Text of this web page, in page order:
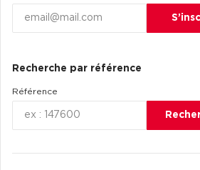
Location de Commerces à Toulouse
Achat de Commerces
Achat de Commerces à Nîmes
Achat de Commerces à Toulouse
Recherche par référence
Référence